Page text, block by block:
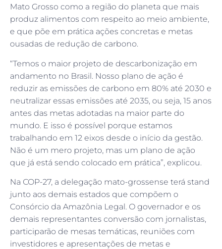
Mato Grosso como a região do planeta que mais
produz alimentos com respeito ao meio ambiente,
e que põe em prática ações concretas e metas
ousadas de redução de carbono.
“Temos o maior projeto de descarbonização em
andamento no Brasil. Nosso plano de ação é
reduzir as emissões de carbono em 80% até 2030 e
neutralizar essas emissões até 2035, ou seja, 15 anos
antes das metas adotadas na maior parte do
mundo. E isso é possível porque estamos
trabalhando em 12 eixos desde o início da gestão.
Não é um mero projeto, mas um plano de ação
que já está sendo colocado em prática”, explicou.
Na COP-27, a delegação mato-grossense terá stand
junto aos demais estados que compõem o
Consórcio da Amazônia Legal. O governador e os
demais representantes conversão com jornalistas,
participarão de mesas temáticas, reuniões com
investidores e apresentações de metas e